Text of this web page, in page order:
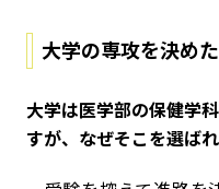
大学の専攻を決め
――大学は医学部の保健
すが、なぜそこを選ばれ